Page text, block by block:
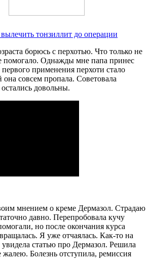
тонзиллит до операции
борюсь с перхотью. Что только не
помогало. Однажды мне папа принес
применения перхоти стало
совсем пропала. Советовала
довольны.
мнением о креме Дермазол. Страдаю
давно. Перепробовала кучу
но после окончания курса
Я уже отчаялась. Как-то на
увидела статью про Дермазол. Решила
жалею. Болезнь отступила, ремиссия